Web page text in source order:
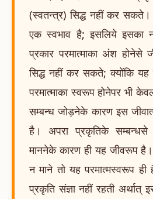
(स्वतन्त्र) सिद्ध नहीं कर
एक स्वभाव है; इसलिये इसका
प्रकार परमात्माका अंश होनेसे
सिद्ध नहीं कर सकते; क्योंकि यह
परमात्माका स्वरूप होनेपर भी
सम्बन्ध जोड़नेके कारण इस
है। अपरा प्रकृतिके
माननेके कारण ही यह जीवरूप
न माने तो यह परमात्मस्वरूप
प्रकृति संज्ञा नहीं रहती अर्थात्